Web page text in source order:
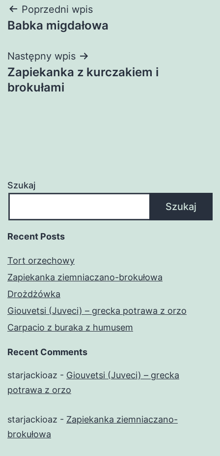
Nawigacja
wpisu
Poprzedni wpis
Babka migdałowa
Następny wpis
Zapiekanka z kurczakiem i
brokułami
Szukaj
Szukaj
Recent Posts
Tort orzechowy
Zapiekanka ziemniaczano-brokułowa
Drożdżówka
Giouvetsi (Juveci) – grecka potrawa z orzo
Carpacio z buraka z humusem
Recent Comments
starjackioaz - Giouvetsi (Juveci) – grecka
potrawa z orzo
starjackioaz - Zapiekanka ziemniaczano-
brokułowa